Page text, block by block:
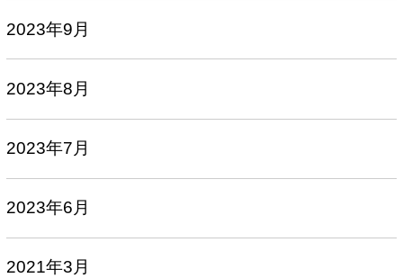
2023年9月
2023年8月
2023年7月
2023年6月
2021年3月